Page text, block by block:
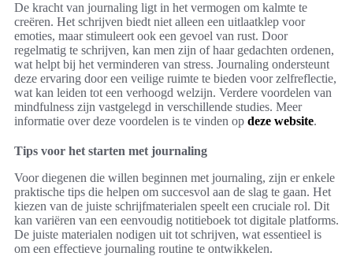
De kracht van journaling ligt in het vermogen om kalmte te
creëren. Het schrijven biedt niet alleen een uitlaatklep voor
emoties, maar stimuleert ook een gevoel van rust. Door
regelmatig te schrijven, kan men zijn of haar gedachten ordenen,
wat helpt bij het verminderen van stress. Journaling ondersteunt
deze ervaring door een veilige ruimte te bieden voor zelfreflectie,
wat kan leiden tot een verhoogd welzijn. Verdere voordelen van
mindfulness zijn vastgelegd in verschillende studies. Meer
informatie over deze voordelen is te vinden op deze website.
Tips voor het starten met journaling
Voor diegenen die willen beginnen met journaling, zijn er enkele
praktische tips die helpen om succesvol aan de slag te gaan. Het
kiezen van de juiste schrijfmaterialen speelt een cruciale rol. Dit
kan variëren van een eenvoudig notitieboek tot digitale platforms.
De juiste materialen nodigen uit tot schrijven, wat essentieel is
om een effectieve journaling routine te ontwikkelen.